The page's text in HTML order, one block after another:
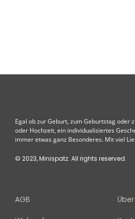
Egal ob zur Geburt, zum Geburtstag oder
oder Hochzeit, ein individualisiertes
immer etwas ganz Besonderes. Mit viel
© 2023, Minispatz. All rights reserved.
AGB